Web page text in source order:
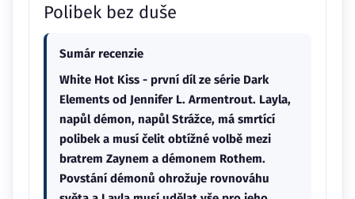
Polibek bez duše
Sumár recenzie
White Hot Kiss - první díl ze série Dark
Elements od Jennifer L. Armentrout. Layla,
napůl démon, napůl Strážce, má smrtící
polibek a musí čelit obtížné volbě mezi
bratrem Zaynem a démonem Rothem.
Povstání démonů ohrožuje rovnováhu